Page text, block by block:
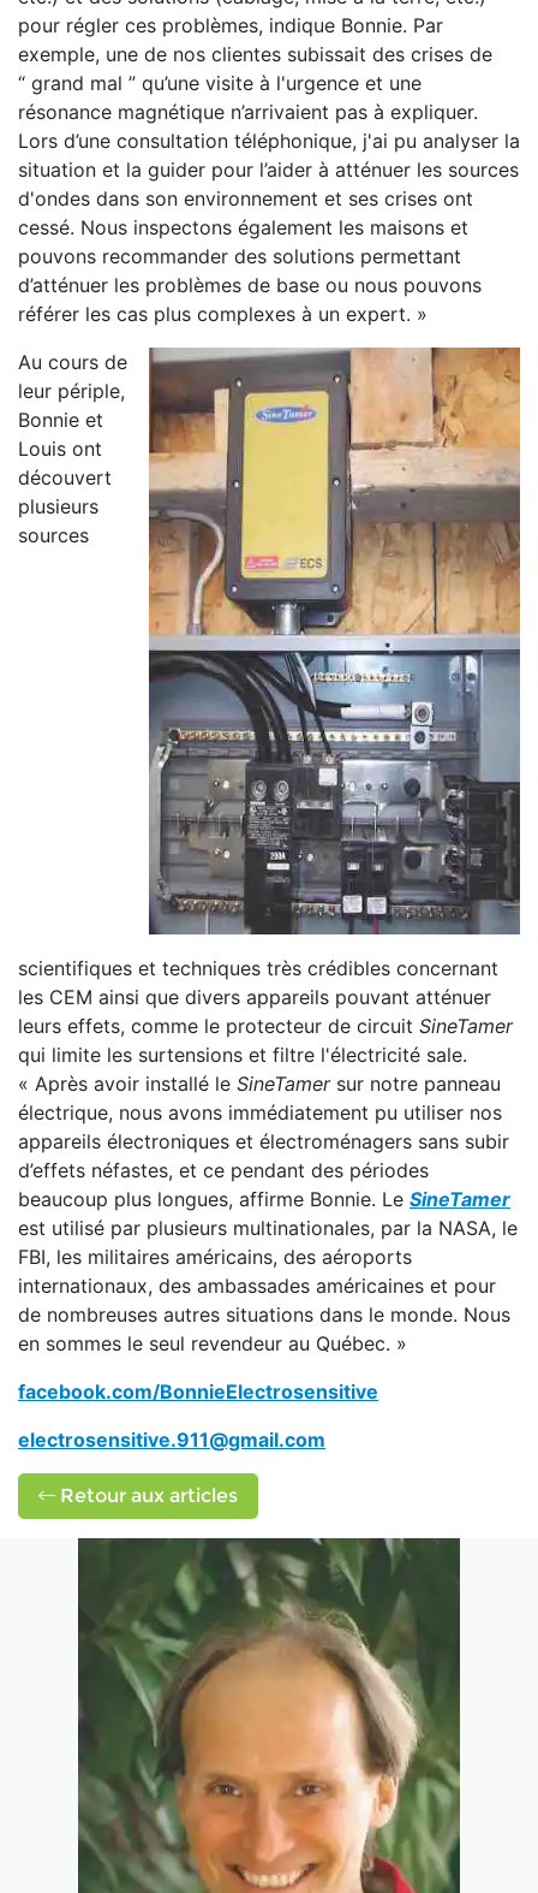
pour régler ces problèmes, indique Bonnie. Par
exemple, une de nos clientes subissait des crises de
“ grand mal ” qu’une visite à l'urgence et une
résonance magnétique n’arrivaient pas à expliquer.
Lors d’une consultation téléphonique, j'ai pu analyser la
situation et la guider pour l’aider à atténuer les sources
d'ondes dans son environnement et ses crises ont
cessé. Nous inspectons également les maisons et
pouvons recommander des solutions permettant
d’atténuer les problèmes de base ou nous pouvons
référer les cas plus complexes à un expert. »
Au cours de
leur périple,
Bonnie et
Louis ont
découvert
plusieurs
sources
scientifiques et techniques très crédibles concernant
les CEM ainsi que divers appareils pouvant atténuer
leurs effets, comme le protecteur de circuit SineTamer
qui limite les surtensions et filtre l'électricité sale.
« Après avoir installé le SineTamer sur notre panneau
électrique, nous avons immédiatement pu utiliser nos
appareils électroniques et électroménagers sans subir
d’effets néfastes, et ce pendant des périodes
beaucoup plus longues, affirme Bonnie. Le SineTamer
est utilisé par plusieurs multinationales, par la NASA, le
FBI, les militaires américains, des aéroports
internationaux, des ambassades américaines et pour
de nombreuses autres situations dans le monde. Nous
en sommes le seul revendeur au Québec. »
facebook.com/BonnieElectrosensitive
electrosensitive.911@gmail.com
Retour aux articles